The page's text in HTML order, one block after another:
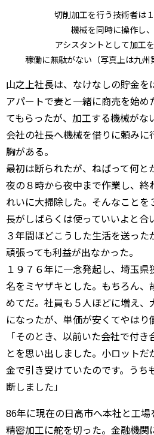
切削加工を行う技術者は
機械を同時に操作し
アシスタントとして加工
稼働に無駄がない（写真上は九州
山之上社長は、なけなしの貯金を
アパートで妻と一緒に商売を始め
てもらったが、加工する機械がな
会社の社長へ機械を借りに頼み
胸がある。
最初は断られたが、ねばって何と
夜の８時から夜中まで作業し、終
れいに大掃除した。そんなことを
長がしばらくは使っていいよと合
３年間ほどこうした生活を送っ
頑張っても利益が出なかった。
１９７６年に一念発起し、埼玉
名をミヤザキとした。もちろん
めてだ。社員も５人ほどに増え、
になったが、単価が安くてやはり
「そのとき、以前いた会社で付
とを思い出しました。小ロット
金で引き受けていたのです。うち
断しました」
86年に現在の日高市へ本社と工
精密加工に舵を切った。金融機